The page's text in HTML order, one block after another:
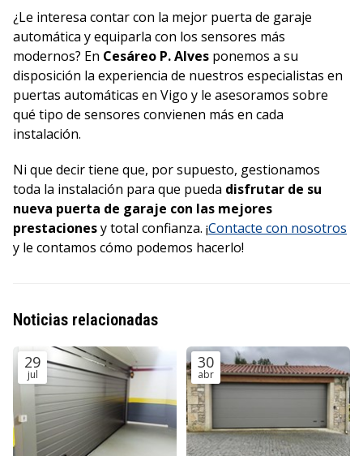
¿Le interesa contar con la mejor puerta de garaje
automática y equiparla con los sensores más
modernos? En Cesáreo P. Alves ponemos a su
disposición la experiencia de nuestros especialistas en
puertas automáticas en Vigo y le asesoramos sobre
qué tipo de sensores convienen más en cada
instalación.
Ni que decir tiene que, por supuesto, gestionamos
toda la instalación para que pueda disfrutar de su
nueva puerta de garaje con las mejores
prestacionesy total confianza. ¡Contacte con nosotros
y le contamos cómo podemos hacerlo!
Noticias relacionadas
29
jul
30
abr